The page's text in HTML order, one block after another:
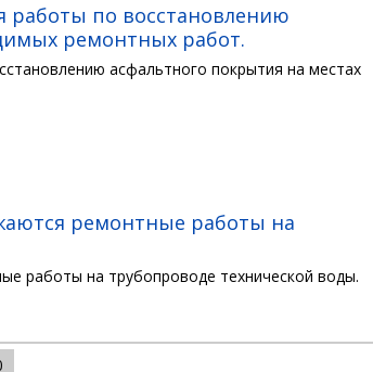
работы по восстановлению
ремонтных работ.
асфальтного покрытия на местах
ремонтные работы на
работы на трубопроводе технической воды.